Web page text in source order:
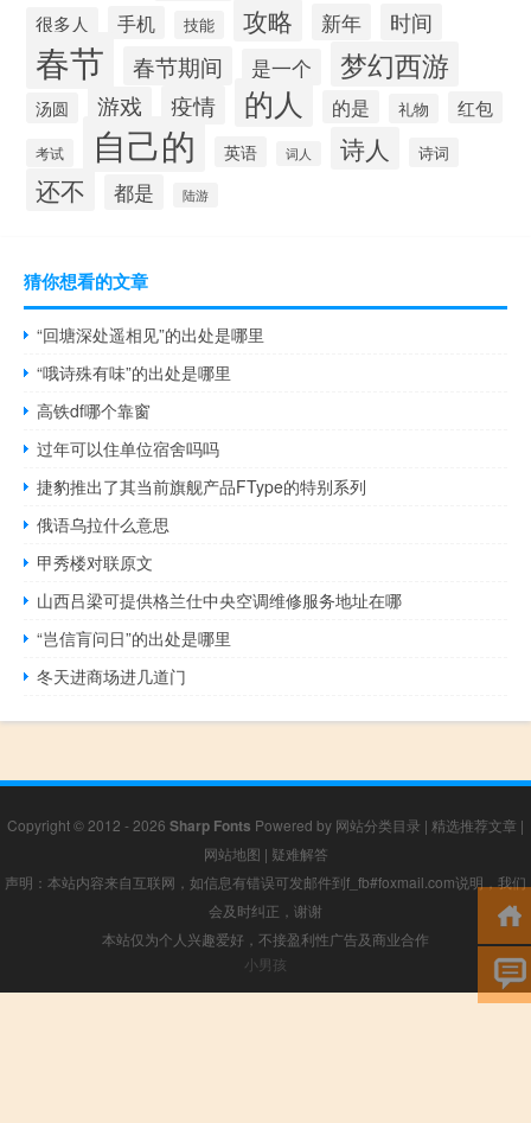
很多人 手机 技能 攻略 新年 时间
春节 春节期间 是一个 梦幻西游
汤圆 游戏 疫情 的人 的是 礼物 红包
考试 自己的 英语 词人 诗人 诗词
还不 都是 陆游
猜你想看的文章
“回塘深处遥相见”的出处是哪里
“哦诗殊有味”的出处是哪里
高铁df哪个靠窗
过年可以住单位宿舍吗吗
捷豹推出了其当前旗舰产品FType的特别系列
俄语乌拉什么意思
甲秀楼对联原文
山西吕梁可提供格兰仕中央空调维修服务地址在哪
“岂信肓问日”的出处是哪里
冬天进商场进几道门
Copyright © 2012 - 2026 Sharp Fonts Powered by 网站分类目录 | 精选推荐文章 |
网站地图 | 疑难解答
声明：本站内容来自互联网，如信息有错误可发邮件到f_fb#foxmail.com说明，我们
会及时纠正，谢谢
本站仅为个人兴趣爱好，不接盈利性广告及商业合作
小男孩